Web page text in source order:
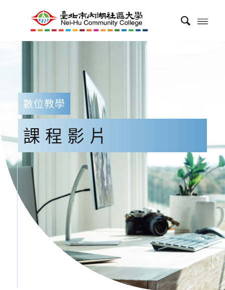
數位教學
課程影片